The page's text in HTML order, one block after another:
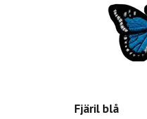
Fjäril blå